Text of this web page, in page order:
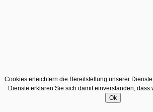
Cookies erleichtern die Bereitstellung unserer
Dienste erklären Sie sich damit einverstanden,
Ok